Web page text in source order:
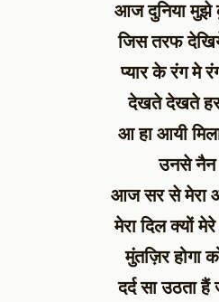
आज दुनिया
जिस तरफ
प्यार के रंग मे
देखते देखते हर
आ हा आयी
उनसे नैन
आज सर से मेरा
मेरा दिल क्यों
मुंतज़िर होगा
दर्द सा उठता